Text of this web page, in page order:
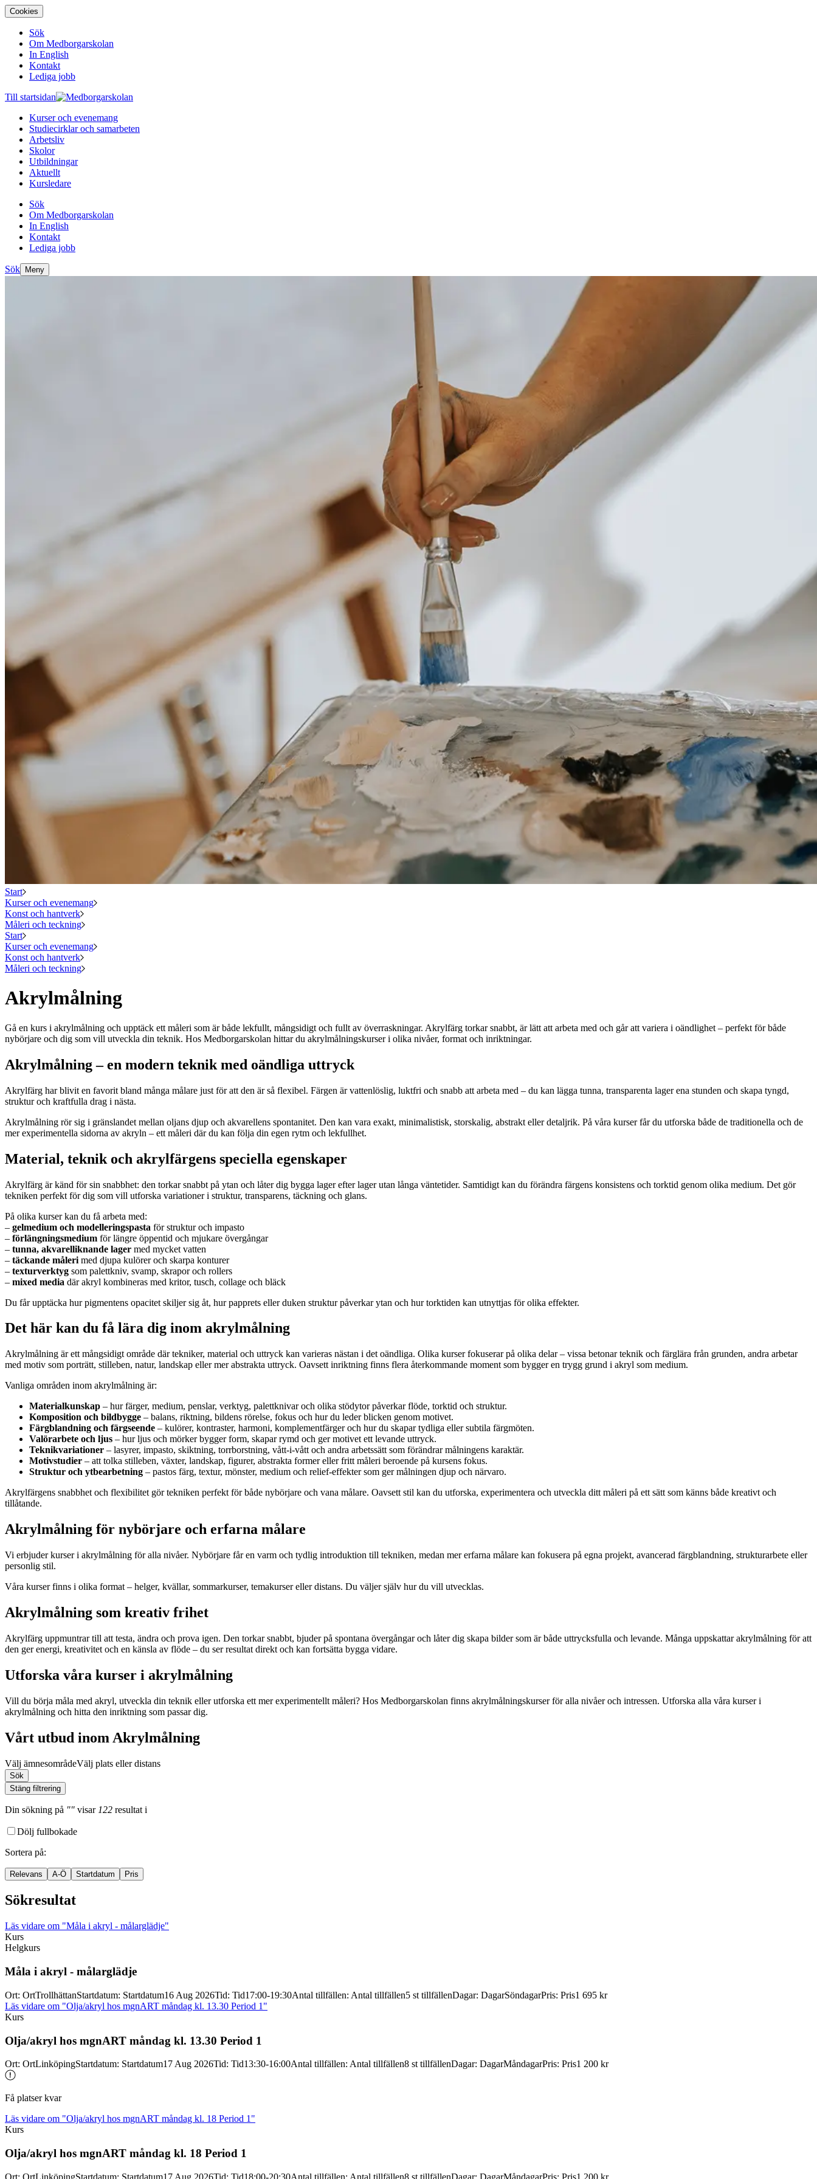
Cookies
Sök
Om Medborgarskolan
In English
Kontakt
Lediga jobb
Till startsidan
Kurser och evenemang
Studiecirklar och samarbeten
Arbetsliv
Skolor
Utbildningar
Aktuellt
Kursledare
Sök
Om Medborgarskolan
In English
Kontakt
Lediga jobb
Sök Meny
Start
Kurser och evenemang
Konst och hantverk
Måleri och teckning
Start
Kurser och evenemang
Konst och hantverk
Måleri och teckning
Akrylmålning
Gå en kurs i akrylmålning och upptäck ett måleri som är både lekfullt, mångsidigt och fullt av överraskningar. Akrylfärg torkar snabbt, är lätt att arbeta med och går att variera i oändlighet – perfekt för både
nybörjare och dig som vill utveckla din teknik. Hos Medborgarskolan hittar du akrylmålningskurser i olika nivåer, format och inriktningar.
Akrylmålning – en modern teknik med oändliga uttryck
Akrylfärg har blivit en favorit bland många målare just för att den är så flexibel. Färgen är vattenlöslig, luktfri och snabb att arbeta med – du kan lägga tunna, transparenta lager ena stunden och skapa tyngd,
struktur och kraftfulla drag i nästa.
Akrylmålning rör sig i gränslandet mellan oljans djup och akvarellens spontanitet. Den kan vara exakt, minimalistisk, storskalig, abstrakt eller detaljrik. På våra kurser får du utforska både de traditionella och de
mer experimentella sidorna av akryln – ett måleri där du kan följa din egen rytm och lekfullhet.
Material, teknik och akrylfärgens speciella egenskaper
Akrylfärg är känd för sin snabbhet: den torkar snabbt på ytan och låter dig bygga lager efter lager utan långa väntetider. Samtidigt kan du förändra färgens konsistens och torktid genom olika medium. Det gör
tekniken perfekt för dig som vill utforska variationer i struktur, transparens, täckning och glans.
På olika kurser kan du få arbeta med:
– gelmedium och modelleringspasta för struktur och impasto
– förlängningsmedium för längre öppentid och mjukare övergångar
– tunna, akvarelliknande lager med mycket vatten
– täckande måleri med djupa kulörer och skarpa konturer
– texturverktyg som palettkniv, svamp, skrapor och rollers
– mixed media där akryl kombineras med kritor, tusch, collage och bläck
Du får upptäcka hur pigmentens opacitet skiljer sig åt, hur papprets eller duken struktur påverkar ytan och hur torktiden kan utnyttjas för olika effekter.
Det här kan du få lära dig inom akrylmålning
Akrylmålning är ett mångsidigt område där tekniker, material och uttryck kan varieras nästan i det oändliga. Olika kurser fokuserar på olika delar – vissa betonar teknik och färglära från grunden, andra arbetar
med motiv som porträtt, stilleben, natur, landskap eller mer abstrakta uttryck. Oavsett inriktning finns flera återkommande moment som bygger en trygg grund i akryl som medium.
Vanliga områden inom akrylmålning är:
Materialkunskap – hur färger, medium, penslar, verktyg, palettknivar och olika stödytor påverkar flöde, torktid och struktur.
Komposition och bildbygge – balans, riktning, bildens rörelse, fokus och hur du leder blicken genom motivet.
Färgblandning och färgseende – kulörer, kontraster, harmoni, komplementfärger och hur du skapar tydliga eller subtila färgmöten.
Valörarbete och ljus – hur ljus och mörker bygger form, skapar rymd och ger motivet ett levande uttryck.
Teknikvariationer – lasyrer, impasto, skiktning, torrborstning, vått-i-vått och andra arbetssätt som förändrar målningens karaktär.
Motivstudier – att tolka stilleben, växter, landskap, figurer, abstrakta former eller fritt måleri beroende på kursens fokus.
Struktur och ytbearbetning – pastos färg, textur, mönster, medium och relief-effekter som ger målningen djup och närvaro.
Akrylfärgens snabbhet och flexibilitet gör tekniken perfekt för både nybörjare och vana målare. Oavsett stil kan du utforska, experimentera och utveckla ditt måleri på ett sätt som känns både kreativt och
tillåtande.
Akrylmålning för nybörjare och erfarna målare
Vi erbjuder kurser i akrylmålning för alla nivåer. Nybörjare får en varm och tydlig introduktion till tekniken, medan mer erfarna målare kan fokusera på egna projekt, avancerad färgblandning, strukturarbete eller
personlig stil.
Våra kurser finns i olika format – helger, kvällar, sommarkurser, temakurser eller distans. Du väljer själv hur du vill utvecklas.
Akrylmålning som kreativ frihet
Akrylfärg uppmuntrar till att testa, ändra och prova igen. Den torkar snabbt, bjuder på spontana övergångar och låter dig skapa bilder som är både uttrycksfulla och levande. Många uppskattar akrylmålning för att
den ger energi, kreativitet och en känsla av flöde – du ser resultat direkt och kan fortsätta bygga vidare.
Utforska våra kurser i akrylmålning
Vill du börja måla med akryl, utveckla din teknik eller utforska ett mer experimentellt måleri? Hos Medborgarskolan finns akrylmålningskurser för alla nivåer och intressen. Utforska alla våra kurser i
akrylmålning och hitta den inriktning som passar dig.
Vårt utbud inom Akrylmålning
Välj ämnesområdeVälj plats eller distans
Sök
Stäng filtrering
Din sökning på "" visar 122 resultat i
Dölj fullbokade
Sortera på:
Relevans A-Ö Startdatum Pris
Sökresultat
Läs vidare om "Måla i akryl - målarglädje"
Kurs
Helgkurs
Måla i akryl - målarglädje
Ort: OrtTrollhättanStartdatum: Startdatum16 Aug 2026Tid: Tid17:00-19:30Antal tillfällen: Antal tillfällen5 st tillfällenDagar: DagarSöndagarPris: Pris1 695 kr
Läs vidare om "Olja/akryl hos mgnART måndag kl. 13.30 Period 1"
Kurs
Olja/akryl hos mgnART måndag kl. 13.30 Period 1
Ort: OrtLinköpingStartdatum: Startdatum17 Aug 2026Tid: Tid13:30-16:00Antal tillfällen: Antal tillfällen8 st tillfällenDagar: DagarMåndagarPris: Pris1 200 kr
Få platser kvar
Läs vidare om "Olja/akryl hos mgnART måndag kl. 18 Period 1"
Kurs
Olja/akryl hos mgnART måndag kl. 18 Period 1
Ort: OrtLinköpingStartdatum: Startdatum17 Aug 2026Tid: Tid18:00-20:30Antal tillfällen: Antal tillfällen8 st tillfällenDagar: DagarMåndagarPris: Pris1 200 kr